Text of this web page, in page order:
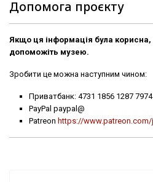
Допомога проєкту
Якщо ця інформація була корисна,
допоможіть музею.
Зробити це можна наступним чином:
Приватбанк: 4731 1856 1287 7974
PayPal paypal@
Patreon https://